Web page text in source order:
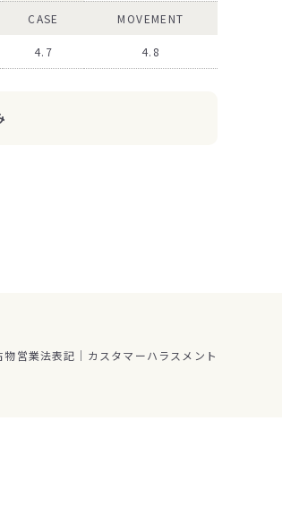
CASE MOVEMENT
4.7 4.8
物営業法表記 カスタマーハラスメント